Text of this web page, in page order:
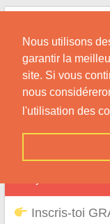
Nous utilisons
garantir la
site. Si vous
nous
l'utilisation des
Skip
content
Nos Conseils pour
Originaire de Chine !
Inscris-toi